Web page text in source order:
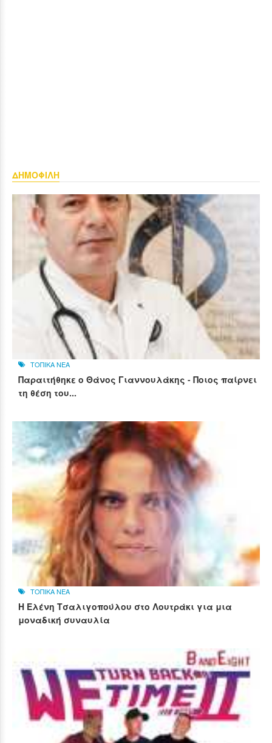
ΔΗΜΟΦΙΛΗ
ΤΟΠΙΚΑ ΝΕΑ
Παραιτήθηκε ο Θάνος Γιαννουλάκης - Ποιος παίρνει
τη θέση του...
ΤΟΠΙΚΑ ΝΕΑ
Η Ελένη Τσαλιγοπούλου στο Λουτράκι για μια
μοναδική συναυλία